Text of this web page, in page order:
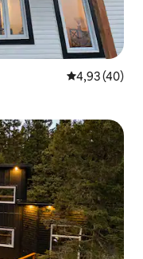
Gemiddelde
4,93 (40)